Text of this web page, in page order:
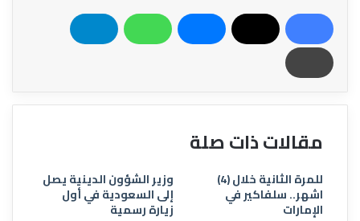
مقالات ذات صلة
وزير الشؤون الدينية يصل
إلى السعودية في أول
زيارة رسمية
للمرة الثانية خلال (4)
اشهر.. سلفاكير في
الإمارات